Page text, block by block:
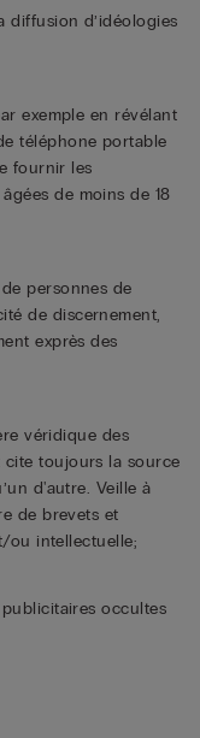
diffusion d’idéologies
exemple en révélant
téléphone portable
fournir les
de moins de 18
personnes de
de discernement,
exprès des
véridique des
cite toujours la source
d'autre. Veille à
de brevets et
ou intellectuelle;
occultes